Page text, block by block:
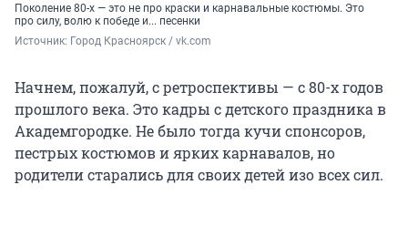
Поколение 80-х — это не про краски и карнавальные костюмы. Это
про силу, волю к победе и... песенки
Источник: Город Красноярск / vk.com
Начнем, пожалуй, с ретроспективы — с 80-х годов
прошлого века. Это кадры с детского праздника в
Академгородке. Не было тогда кучи спонсоров,
пестрых костюмов и ярких карнавалов, но
родители старались для своих детей изо всех сил.